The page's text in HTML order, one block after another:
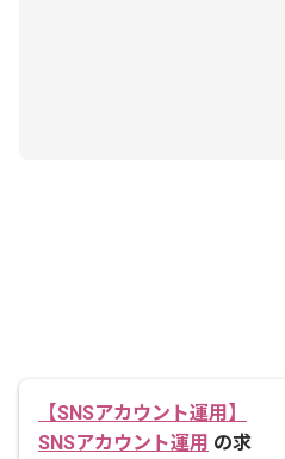
【SNSアカウント運用】
SNSアカウント運用 の求